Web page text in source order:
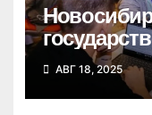
победил
конкурсе
АВГ 18, 2025